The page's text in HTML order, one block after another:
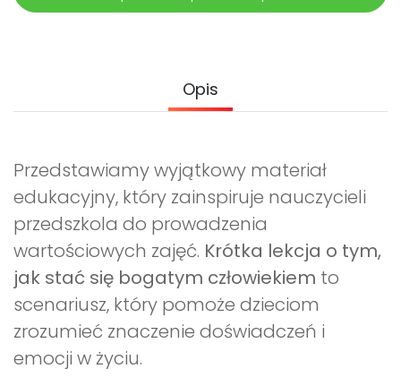
Archiwalne numery
Opis
Przedstawiamy wyjątkowy materiał
edukacyjny, który zainspiruje nauczycieli
przedszkola do prowadzenia
wartościowych zajęć. Krótka lekcja o tym,
jak stać się bogatym człowiekiem to
scenariusz, który pomoże dzieciom
zrozumieć znaczenie doświadczeń i
emocji w życiu.